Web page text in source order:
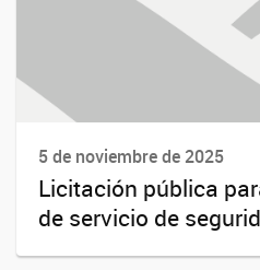
5 de noviembre de 2025
Licitación pública
de servicio de